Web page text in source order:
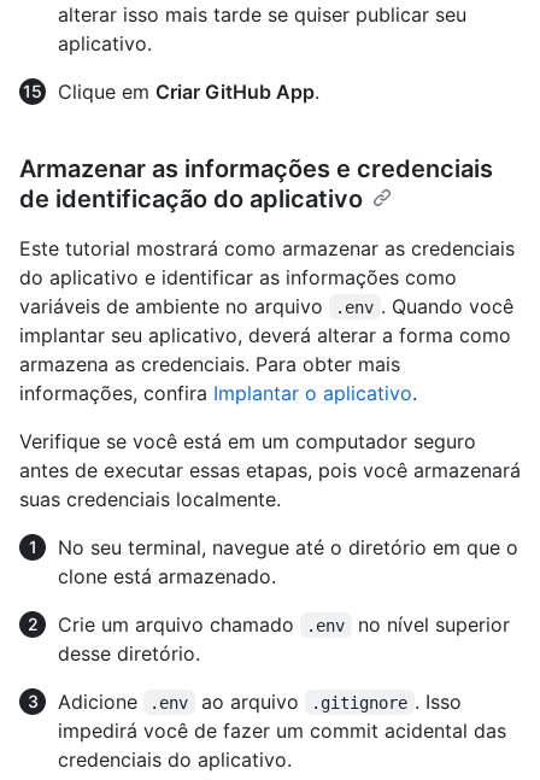
alterar isso mais tarde se quiser publicar seu
aplicativo.
Clique em Criar GitHub App.
Armazenar as informações e credenciais
de identificação do aplicativo
Este tutorial mostrará como armazenar as credenciais
do aplicativo e identificar as informações como
variáveis de ambiente no arquivo
.env . Quando você
implantar seu aplicativo, deverá alterar a forma como
armazena as credenciais. Para obter mais
informações, confira Implantar o aplicativo.
Verifique se você está em um computador seguro
antes de executar essas etapas, pois você armazenará
suas credenciais localmente.
No seu terminal, navegue até o diretório em que o
clone está armazenado.
Crie um arquivo chamado
.env
no nível superior
desse diretório.
Adicione
.env ao arquivo .gitignore . Isso
impedirá você de fazer um commit acidental das
credenciais do aplicativo.